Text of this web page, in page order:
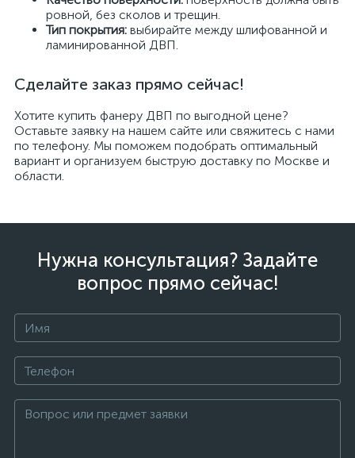
ровной, без сколов и трещин.
Тип покрытия: выбирайте между шлифованной и
ламинированной ДВП.
Сделайте заказ прямо сейчас!
Хотите купить фанеру ДВП по выгодной цене?
Оставьте заявку на нашем сайте или свяжитесь с нами
по телефону. Мы поможем подобрать оптимальный
вариант и организуем быструю доставку по Москве и
области.
Нужна консультация? Задайте
вопрос прямо сейчас!